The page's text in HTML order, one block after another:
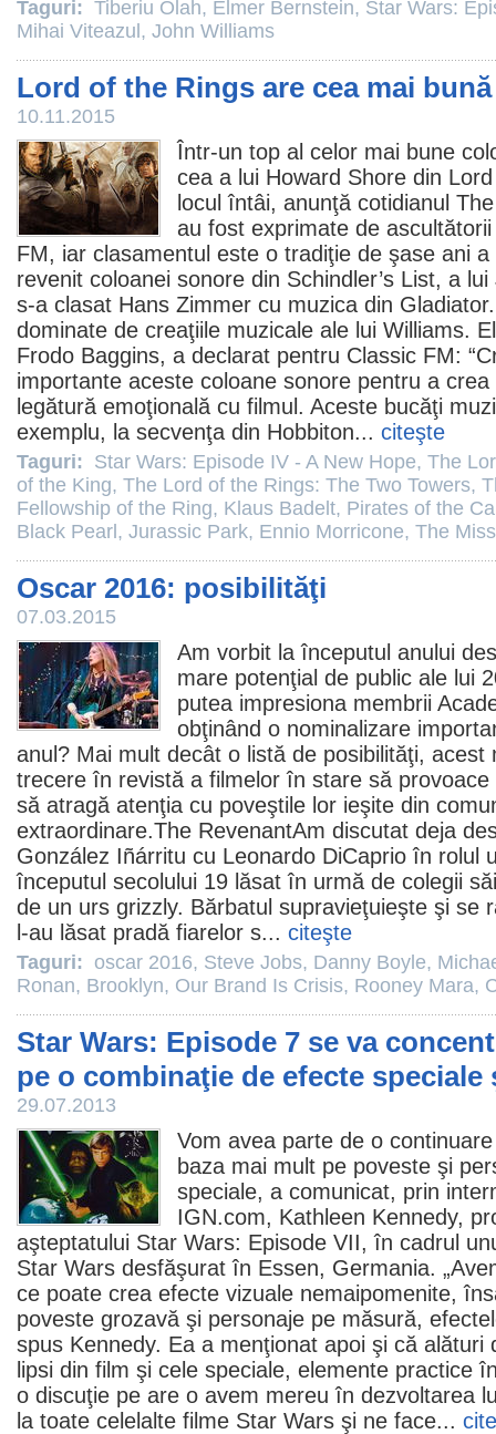
Taguri: Tiberiu Olah, Elmer Bernstein, Star Wars:
Mihai Viteazul , John Williams
Lord of the Rings are cea mai
10.11.2015
Într-un top al celor mai bune
cea a lui Howard Shore din
locul întâi, anunţă cotidianul
au fost exprimate de
FM, iar clasamentul este o tradiţie de şase ani
revenit coloanei sonore din Schindler’s List, a lui
s-a clasat Hans Zimmer cu muzica din Gladiator
dominate de creaţiile muzicale ale lui Williams.
Frodo Baggins, a declarat pentru Classic FM:
importante aceste coloane sonore pentru a
legătură emoţională cu filmul . Aceste bucăţi
exemplu, la secvenţa din Hobbiton... citeşte
Taguri: Star Wars: Episode IV - A New Hope, The
of the King, The Lord of the Rings: The Two Towers,
Fellowship of the Ring, Klaus Badelt, Pirates of the
Black Pearl , Jurassic Park, Ennio Morricone, The
Oscar 2016: posibilităţi
07.03.2015
Am vorbit la începutul anului
mare potenţial de public ale lui
putea impresiona membrii
obţinând o nominalizare
anul? Mai mult decât o listă de posibilităţi, acest
trecere în revistă a filmelor în stare să
să atragă atenţia cu poveştile lor ieşite din
extraordinare.The RevenantAm discutat deja
González Iñárritu cu Leonardo DiCaprio în rolul
începutul secolului 19 lăsat în urmă de colegii
de un urs grizzly. Bărbatul supravieţuieşte şi se
l-au lăsat pradă fiarelor s... citeşte
Taguri: oscar 2016, Steve Jobs, Danny Boyle,
Ronan, Brooklyn, Our Brand Is Crisis, Rooney Mara,
Star Wars: Episode 7 se va
pe o combinaţie de efecte speciale
29.07.2013
Vom avea parte de o
baza mai mult pe poveste şi
speciale, a comunicat, prin
IGN.com, Kathleen Kennedy,
aşteptatului Star Wars: Episode VII, în cadrul
Star Wars desfăşurat în Essen, Germania.
ce poate crea efecte vizuale nemaipomenite,
poveste grozavă şi personaje pe măsură,
spus Kennedy. Ea a menţionat apoi şi că alături
lipsi din film şi cele speciale, elemente practice
o discuţie pe are o avem mereu în dezvoltarea
la toate celelalte filme Star Wars şi ne face...